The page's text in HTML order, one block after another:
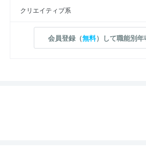
クリエイティブ系
会員登録（無料）して職能別年